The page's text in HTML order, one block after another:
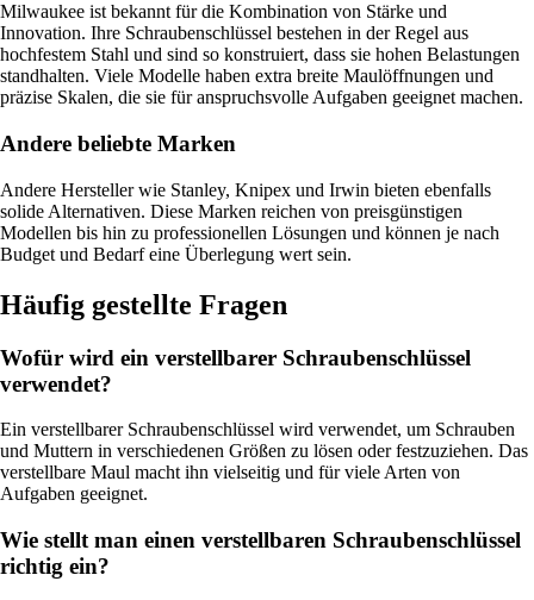
Milwaukee ist bekannt für die Kombination von Stärke und
Innovation. Ihre Schraubenschlüssel bestehen in der Regel aus
hochfestem Stahl und sind so konstruiert, dass sie hohen Belastungen
standhalten. Viele Modelle haben extra breite Maulöffnungen und
präzise Skalen, die sie für anspruchsvolle Aufgaben geeignet machen.
Andere beliebte Marken
Andere Hersteller wie Stanley, Knipex und Irwin bieten ebenfalls
solide Alternativen. Diese Marken reichen von preisgünstigen
Modellen bis hin zu professionellen Lösungen und können je nach
Budget und Bedarf eine Überlegung wert sein.
Häufig gestellte Fragen
Wofür wird ein verstellbarer Schraubenschlüssel
verwendet?
Ein verstellbarer Schraubenschlüssel wird verwendet, um Schrauben
und Muttern in verschiedenen Größen zu lösen oder festzuziehen. Das
verstellbare Maul macht ihn vielseitig und für viele Arten von
Aufgaben geeignet.
Wie stellt man einen verstellbaren Schraubenschlüssel
richtig ein?